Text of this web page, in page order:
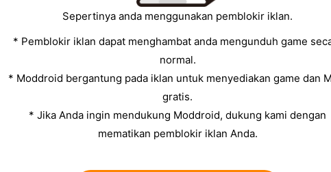
Sepertinya anda menggunakan pemblokir iklan.
* Pemblokir iklan dapat menghambat anda mengunduh game
normal.
* Moddroid bergantung pada iklan untuk menyediakan game dan
gratis.
* Jika Anda ingin mendukung Moddroid, dukung kami dengan
mematikan pemblokir iklan Anda.